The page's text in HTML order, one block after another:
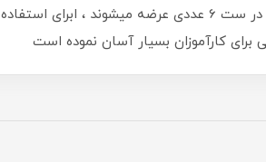
بخشی از آن عمیق و بخش دیگر آن خفیف و جزئی هستند.در حال حاضر در این نوع ماساژ از ابزار های استیل که معمولا در ست 6 عددی عرضه میشوند ، ابرای استفاده
کارآموزان بسیار آسان نموده است